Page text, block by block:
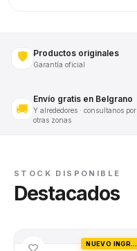
🛡️ Productos originales
Garantía oficial
🚚
Envío gratis en Belgrano
Y alrededores · consultanos por
otras zonas
STOCK DISPONIBLE
Destacados